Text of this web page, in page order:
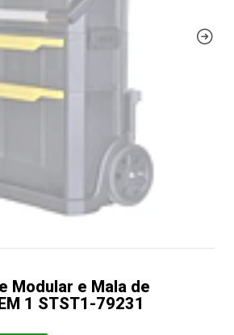
Modular e Mala de
1 STST1-79231